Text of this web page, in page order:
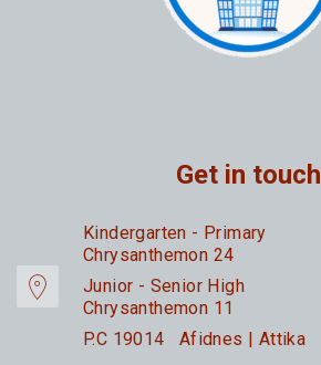
Get in touch
Kindergarten - Primary
Chrysanthemon 24
Junior - Senior High
Chrysanthemon 11
P.C 19014 Afidnes | Attika